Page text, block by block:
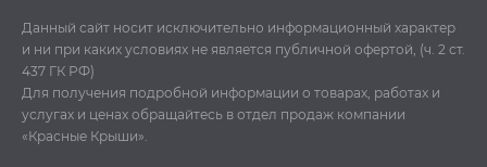
Данный сайт носит исключительно информационный характер
и ни при каких условиях не является публичной офертой, (ч. 2 ст.
437 ГК РФ)
Для получения подробной информации о товарах, работах и
услугах и ценах обращайтесь в отдел продаж компании
«Красные Крыши».